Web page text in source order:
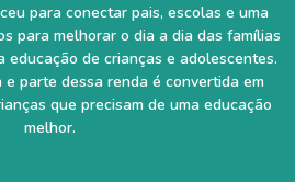
para conectar pais, escolas e uma
para melhorar o dia a dia das famílias
educação de crianças e adolescentes.
e parte dessa renda é convertida em
que precisam de uma educação
melhor.